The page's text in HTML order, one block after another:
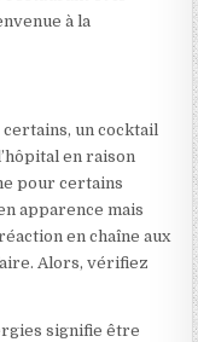
à la
un cocktail
en raison
pour certains
apparence mais
en chaîne aux
Alors, vérifiez
signifie être